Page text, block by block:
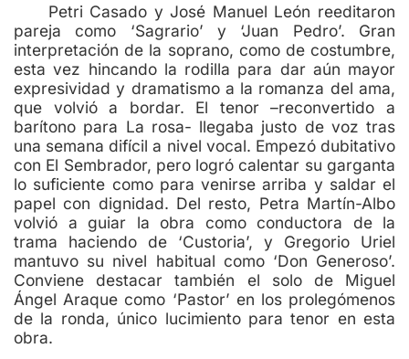
Petri Casado y José Manuel León reeditaron
pareja como ‘Sagrario’ y ‘Juan Pedro’. Gran
interpretación de la soprano, como de costumbre,
esta vez hincando la rodilla para dar aún mayor
expresividad y dramatismo a la romanza del ama,
que volvió a bordar. El tenor –reconvertido a
barítono para La rosa- llegaba justo de voz tras
una semana difícil a nivel vocal. Empezó dubitativo
con El Sembrador, pero logró calentar su garganta
lo suficiente como para venirse arriba y saldar el
papel con dignidad. Del resto, Petra Martín-Albo
volvió a guiar la obra como conductora de la
trama haciendo de ‘Custoria’, y Gregorio Uriel
mantuvo su nivel habitual como ‘Don Generoso’.
Conviene destacar también el solo de Miguel
Ángel Araque como ‘Pastor’ en los prolegómenos
de la ronda, único lucimiento para tenor en esta
obra.